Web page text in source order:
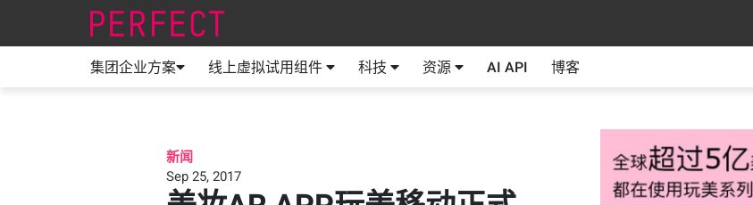
集团企业方案 线上虚拟试用组件 科技 资源 AI API 博客
新闻
Sep 25, 2017